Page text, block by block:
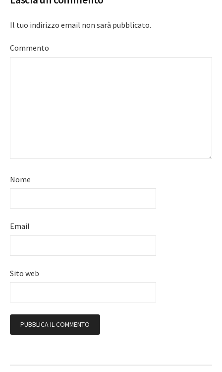
Il tuo indirizzo email non sarà pubblicato.
Commento
Nome
Email
Sito web